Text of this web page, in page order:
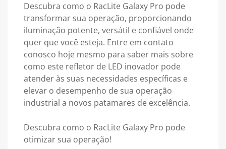
Descubra como o RacLite Galaxy Pro pode
transformar sua operação, proporcionando
iluminação potente, versátil e confiável onde
quer que você esteja. Entre em contato
conosco hoje mesmo para saber mais sobre
como este refletor de LED inovador pode
atender às suas necessidades específicas e
elevar o desempenho de sua operação
industrial a novos patamares de excelência.
Descubra como o RacLite Galaxy Pro pode
otimizar sua operação!